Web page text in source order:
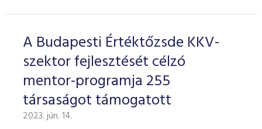
A Budapesti Értéktőzsde KKV-
szektor fejlesztését célzó
mentor-programja 255
társaságot támogatott
2023. jún. 14.